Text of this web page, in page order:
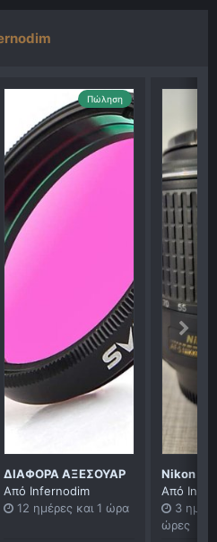
Πώληση
ΔΙΑΦΟΡΑ ΑΞΕΣΟΥΑΡ
Από Infernodim
12 ημέρες και 1 ώρα
Από
3
ώρες